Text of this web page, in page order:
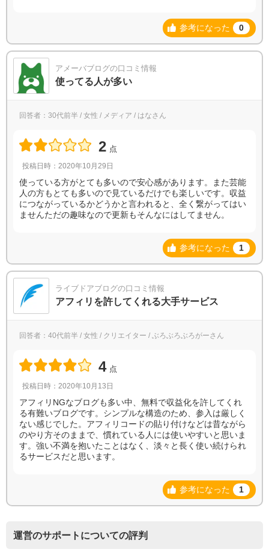
参考になった 0
アメーバブログの口コミ情報
使ってる人が多い
回答者：30代前半 / 女性 / メディア / はなさん
2 点
投稿日時：2020年10月29日
使っている方がとても多いので安心感があります。また芸能
人の方もとても多いので見ているだけでも楽しいです。収益
につながっているかどうかと言われると、全く繋がってはい
ませんただの趣味なので更新もそんなにはしてません。
参考になった 1
ライブドアブログの口コミ情報
アフィリを許してくれる大手サービス
回答者：40代前半 / 女性 / クリエイター / ぶろぶろぶろがーさん
4 点
投稿日時：2020年10月13日
アフィリNGなブログも多い中、無料で収益化を許してくれ
る有難いブログです。シンプルな構造のため、参入は厳しく
ない感じでした。アフィリコードの貼り付けなどは昔ながら
のやり方そのままで、慣れている人には使いやすいと思いま
す。強い不満を抱いたことはなく、淡々と長く使い続けられ
るサービスだと思います。
参考になった 1
運営のサポートについての評判